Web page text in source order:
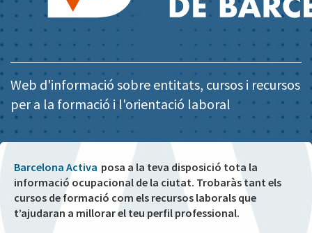
Web d'informació sobre entitats, cursos i recursos
per a la formació i l'orientació laboral
Barcelona Activa posa a la teva disposició tota la
informació ocupacional de la ciutat. Trobaràs tant els
cursos de formació com els recursos laborals que
t’ajudaran a millorar el teu perfil professional.